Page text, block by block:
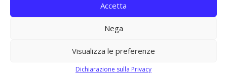
Accetta
Nega
Visualizza le preferenze
Dichiarazione sulla Privacy
Luogo del trattamento: Italia – Privacy Policy.